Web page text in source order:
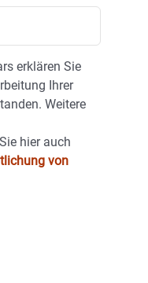
erklären Sie
Ihrer
Weitere
hier auch
von